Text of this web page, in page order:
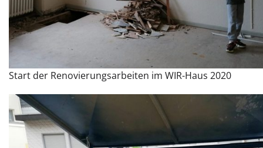
Start der Renovierungsarbeiten im WIR-Haus 2020